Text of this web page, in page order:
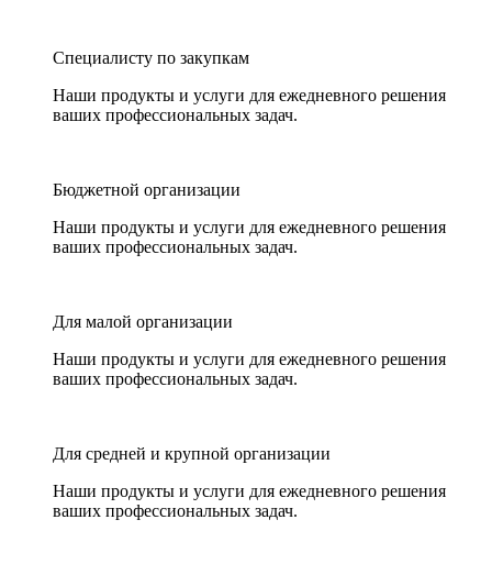
Специалисту по закупкам
Наши продукты и услуги для ежедневного решения
ваших профессиональных задач.
Бюджетной организации
Наши продукты и услуги для ежедневного решения
ваших профессиональных задач.
Для малой организации
Наши продукты и услуги для ежедневного решения
ваших профессиональных задач.
Для средней и крупной организации
Наши продукты и услуги для ежедневного решения
ваших профессиональных задач.